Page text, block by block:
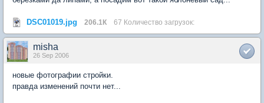
DSC01019.jpg 206.1К 67 Количество загрузок:
misha
26 Sep 2006
новые фотографии стройки.
правда изменений почти нет...